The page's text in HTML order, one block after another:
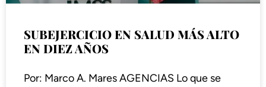
SUBEJERCICIO EN SALUD MÁS ALTO
EN DIEZ AÑOS
Por: Marco A. Mares AGENCIAS Lo que se